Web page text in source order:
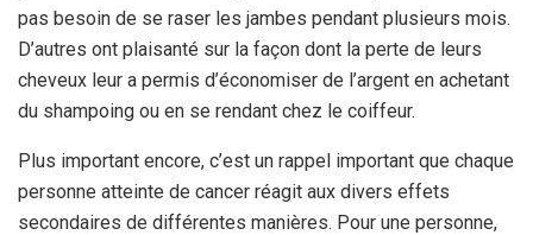
pas besoin de se raser les jambes pendant plusieurs mois.
D’autres ont plaisanté sur la façon dont la perte de leurs
cheveux leur a permis d’économiser de l’argent en achetant
du shampoing ou en se rendant chez le coiffeur.
Plus important encore, c’est un rappel important que chaque
personne atteinte de cancer réagit aux divers effets
secondaires de différentes manières. Pour une personne,